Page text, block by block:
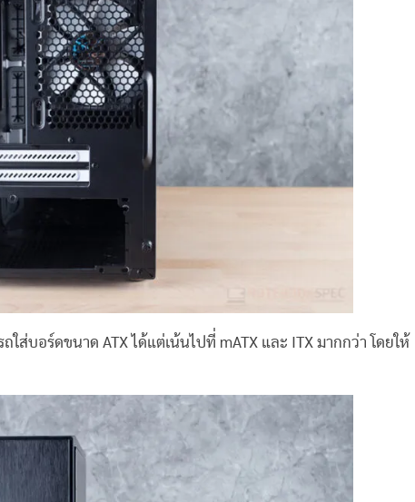
ใส่บอร์ดขนาด ATX ได้แต่เน้นไปที่ mATX และ ITX มากกว่า โดยให้